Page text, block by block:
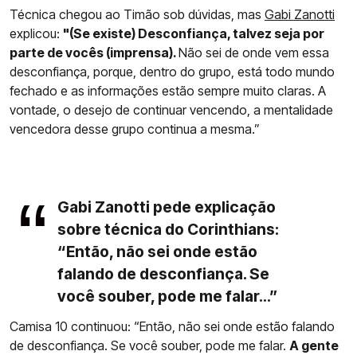
Técnica chegou ao Timão sob dúvidas, mas Gabi Zanotti
explicou: "(Se existe) Desconfiança, talvez seja por
parte de vocês (imprensa).Não sei de onde vem essa
desconfiança, porque, dentro do grupo, está todo mundo
fechado e as informações estão sempre muito claras. A
vontade, o desejo de continuar vencendo, a mentalidade
vencedora desse grupo continua a mesma.”
Gabi Zanotti pede explicação
sobre técnica do Corinthians:
“Então, não sei onde estão
falando de desconfiança. Se
você souber, pode me falar...”
Camisa 10 continuou: “Então, não sei onde estão falando
de desconfiança. Se você souber, pode me falar. A gente